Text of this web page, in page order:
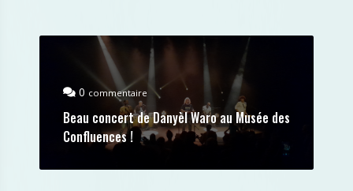
0 commentaire
Beau concert de Danyèl Waro au Musée des
Confluences !